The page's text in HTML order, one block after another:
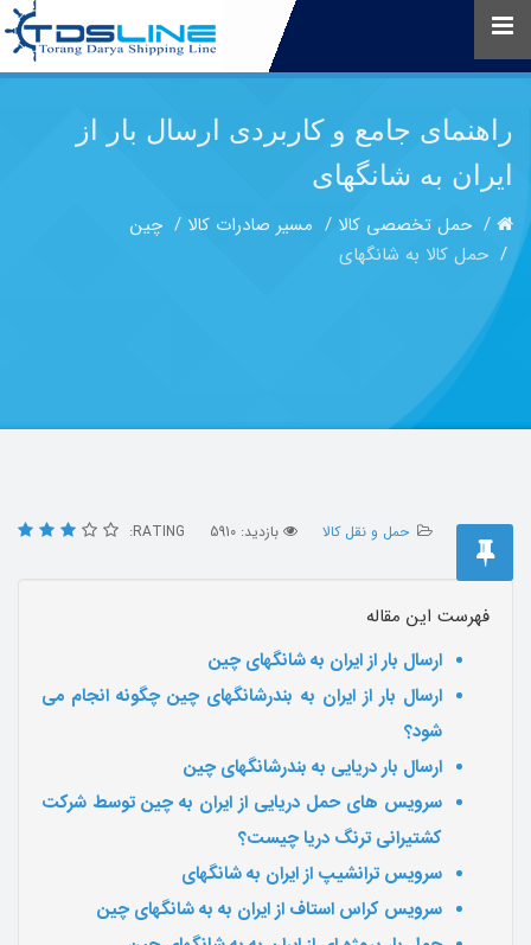
راهنمای جامع و کاربردی ارسال بار از
ایران به شانگهای
حمل تخصصی کالا مسیر صادرات کالا
چین
حمل کالا به شانگهای
حمل و نقل کالا بازدید: 5910 RATING:
فهرست این مقاله
ارسال بار از ایران به شانگهای چین
ارسال بار از ایران به بندرشانگهای چین چگونه انجام می
شود؟
ارسال بار دریایی به بندرشانگهای چین
سرویس های حمل دریایی از ایران به چین توسط شرکت
کشتیرانی ترنگ دریا چیست؟
سرویس ترانشیپ از ایران به شانگهای
سرویس کراس استاف از ایران به به شانگهای چین